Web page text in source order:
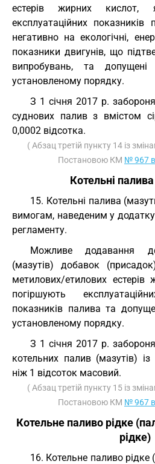
естерів жирних кислот,
експлуатаційних
негативно на екологічні,
показники двигунів, що
випробувань, та
установленому порядку.
З 1 січня 2017 р.
суднових палив з вмістом
0,0002 відсотка.
( Абзац третій пункту 14 із
Постановою КМ № 967
Котельні
15. Котельні палива
вимогам, наведеним у
регламенту.
Можливе додавання
(мазутів) добавок
метилових/етилових
погіршують
показників палива та
установленому порядку.
З 1 січня 2017 р.
котельних палив (мазутів)
ніж 1 відсоток масовий.
( Абзац третій пункту 15 із
Постановою КМ № 967
Котельне паливо рідке
рідке)
16. Котельне паливо рідке